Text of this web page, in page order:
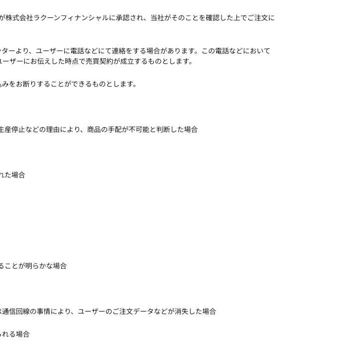
式会社ラクーンフィナンシャルに承認され、当社がそのことを確認した上でご注文に
ーより、ユーザーに電話などにて連絡をする場合があります。この電話などにおいて
ザーにお伝えした時点で売買契約が成立するものとします。
をお断りすることができるものとします。
停止などの理由により、商品の手配が不可能と判断した場合
た場合
ことが明らかな場合
信回線の事情により、ユーザーのご注文データなどが消失した場合
る場合